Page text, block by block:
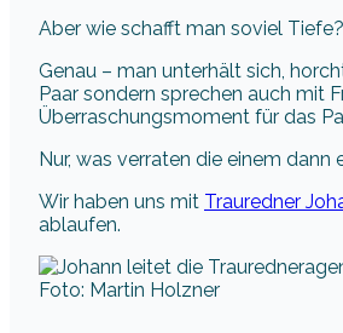
Aber wie schafft man soviel Tiefe?
Genau – man unterhält sich,
Paar sondern sprechen auch mit
Überraschungsmoment für das
Nur, was verraten die einem dann
Wir haben uns mit Trauredner
ablaufen.
Foto: Martin Holzner